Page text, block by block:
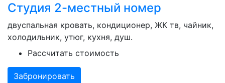
Студия 2-местный номер
двуспальная кровать, кондиционер, ЖК тв, чайник,
холодильник, утюг, кухня, душ.
Рассчитать стоимость
Забронировать